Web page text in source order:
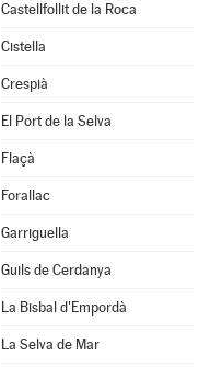
Castellfollit de la Roca
Cistella
Crespià
El Port de la Selva
Flaçà
Forallac
Garriguella
Guils de Cerdanya
La Bisbal d'Empordà
La Selva de Mar